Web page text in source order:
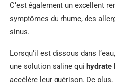
C’est également un excellent
symptômes du rhume, des
sinus.
Lorsqu’il est dissous dans
une solution saline qui hydrate
accélère leur guérison. De